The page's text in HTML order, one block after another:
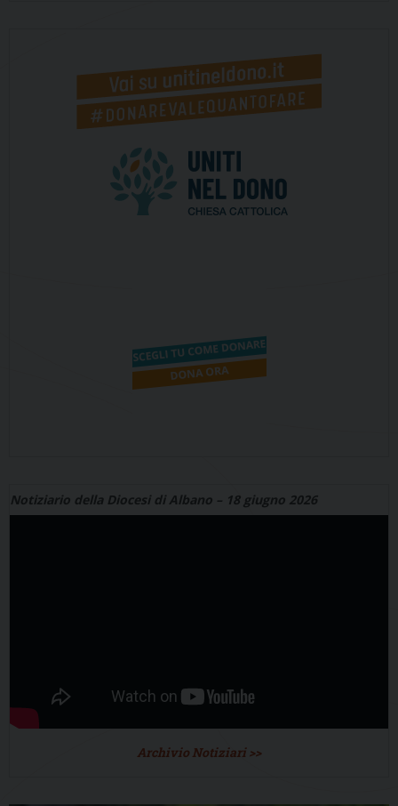
Notiziario della Diocesi di Albano – 18 giugno 2026
Archivio Notiziari >>